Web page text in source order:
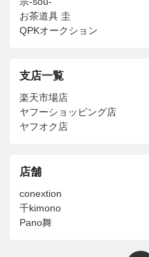
お茶道具 圭
QPKオークション
支店一覧
楽天市場店
ヤフーショッピング店
ヤフオク店
店舗
conextion
千kimono
Pano舞